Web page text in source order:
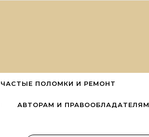
ЧАСТЫЕ ПОЛОМКИ И РЕМОНТ
АВТОРАМ И ПРАВООБЛАДАТЕЛЯМ